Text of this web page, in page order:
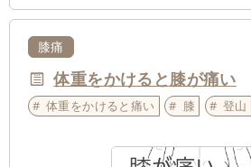
膝痛
体重をかけると膝が痛い
体重をかけると痛い 膝 登山